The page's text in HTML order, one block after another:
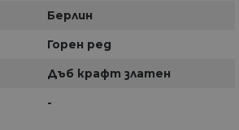
Берлин
Горен ред
Дъб крафт златен
-